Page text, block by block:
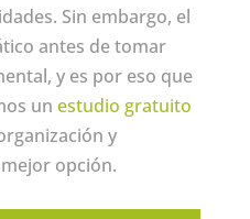
Sin embargo, el
antes de tomar
y es por eso que
un estudio gratuito
y
opción.